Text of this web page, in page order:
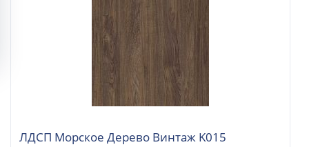
ЛДСП Морское Дерево Винтаж K015